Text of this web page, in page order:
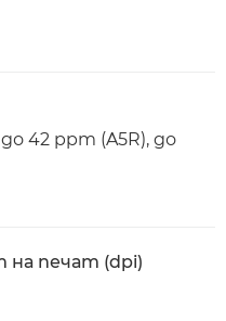
42 ppm (A5R), до
на печат (dpi)